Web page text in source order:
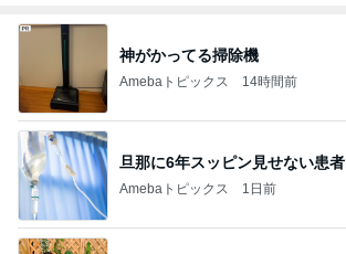
神がかってる掃除機
Amebaトピックス 14時間前
旦那に6年スッピン見せない患者
Amebaトピックス 1日前